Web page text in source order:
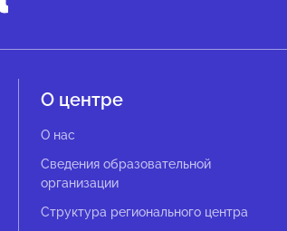
О центре
О нас
Сведения образовательной
организации
Структура регионального центра